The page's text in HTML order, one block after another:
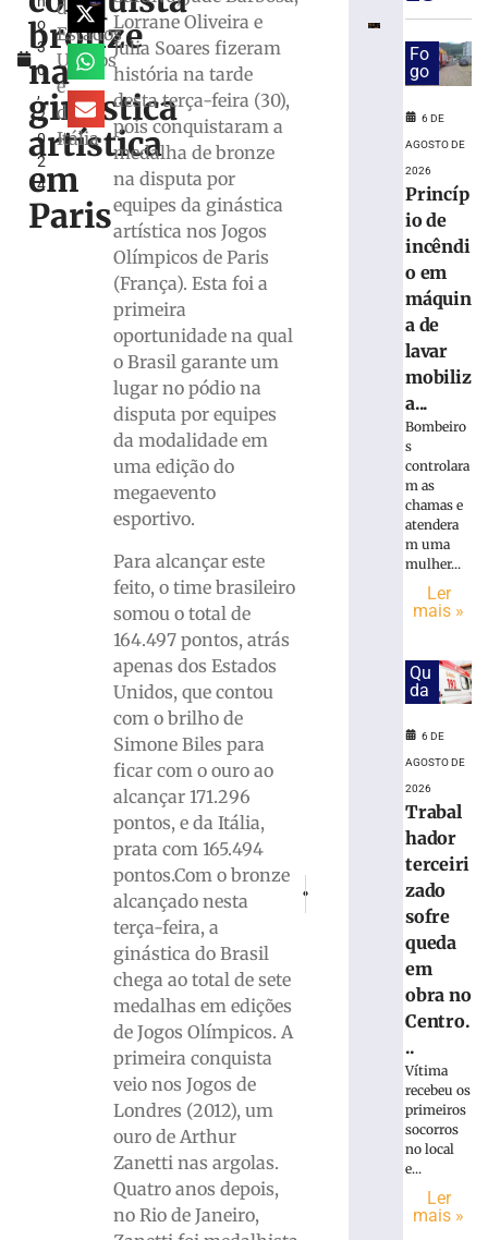
o
3
0
,
2
0
2
4
bronze
na
ginástica
artística
em
Paris
dos
Estados
Unidos
e
da
Itália
Lorrane Oliveira e
Julia Soares fizeram
história na tarde
desta terça-feira (30),
pois conquistaram a
medalha de bronze
na disputa por
equipes da ginástica
artística nos Jogos
Olímpicos de Paris
(França). Esta foi a
primeira
oportunidade na qual
o Brasil garante um
lugar no pódio na
disputa por equipes
da modalidade em
uma edição do
megaevento
esportivo.
Para alcançar este
feito, o time brasileiro
somou o total de
164.497 pontos, atrás
apenas dos Estados
Unidos, que contou
com o brilho de
Simone Biles para
ficar com o ouro ao
alcançar 171.296
pontos, e da Itália,
prata com 165.494
pontos.Com o bronze
alcançado nesta
terça-feira, a
ginástica do Brasil
chega ao total de sete
medalhas em edições
de Jogos Olímpicos. A
primeira conquista
veio nos Jogos de
Londres (2012), um
ouro de Arthur
Zanetti nas argolas.
Quatro anos depois,
no Rio de Janeiro,
Filha é detida em
PRÓXIMO
Engavetamento na BR-470 entre
das
durante
Copa
em
2027
agosto
mais
Maiores
campeões,
Cruzeiro
Grêmio
vão
quartas
agosto
mais
Bruscão
trabalha
olho
próximo
adversário
Série
agosto
2026
Fo
go
6 DE
AGOSTO DE
2026
Princíp
io de
incêndi
o em
máquin
a de
lavar
mobiliz
a...
Bombeiro
s
controlara
m as
chamas e
atendera
m uma
mulher...
Ler
mais »
Qu
da
6 DE
AGOSTO DE
2026
Trabal
hador
terceiri
zado
sofre
queda
em
obra no
Centro.
..
Vítima
recebeu os
primeiros
socorros
no local
e...
Ler
mais »